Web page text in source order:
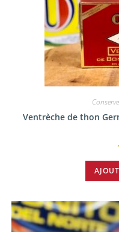
Ventrèche de thon